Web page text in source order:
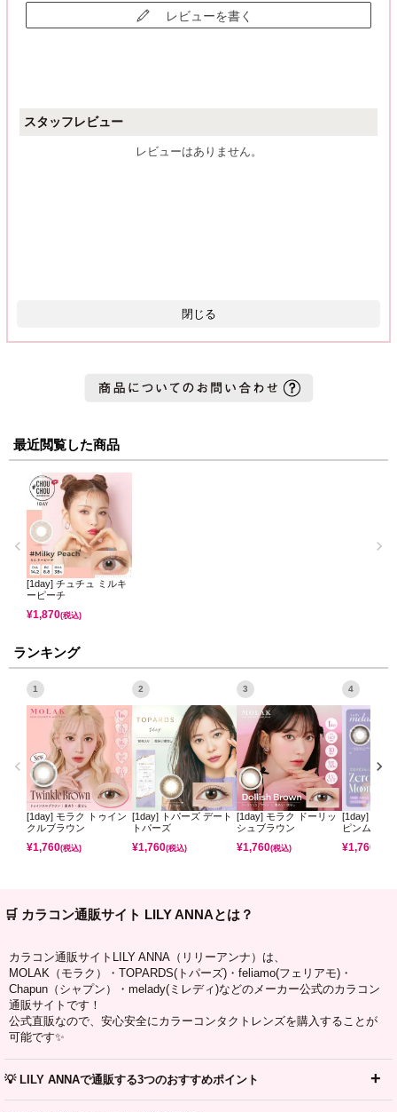
レビューを書く
スタッフレビュー
レビューはありません。
閉じる
最近閲覧した商品
[1day] チュチュ ミルキ
ーピーチ
¥1,870(税込)
ランキング
1
[1day] モラク トゥイン
クルブラウン
¥1,760(税込)
2
[1day] トパーズ デート
トパーズ
¥1,760(税込)
3
[1day] モラク ドーリッ
シュブラウン
¥1,760(税込)
4
[1day] ミレ
ピンムーン
¥1,760
🛒 カラコン通販サイト LILY ANNAとは？
カラコン通販サイトLILY ANNA（リリーアンナ）は、
MOLAK（モラク）・TOPARDS(トパーズ)・feliamo(フェリアモ)・
Chapun（シャプン）・melady(ミレディ)などのメーカー公式のカラコン
通販サイトです！
公式直販なので、安心安全にカラーコンタクトレンズを購入することが
可能です✨
💡 LILY ANNAで通販する3つのおすすめポイント